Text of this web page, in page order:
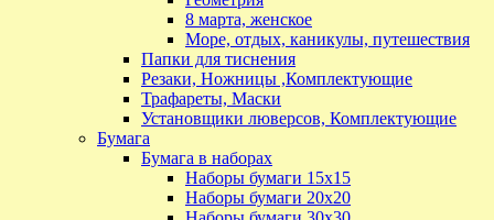
8 марта, женское
Море, отдых, каникулы, путешествия
Папки для тиснения
Резаки, Ножницы ,Комплектующие
Трафареты, Маски
Установщики люверсов, Комплектующие
Бумага
Бумага в наборах
Наборы бумаги 15х15
Наборы бумаги 20х20